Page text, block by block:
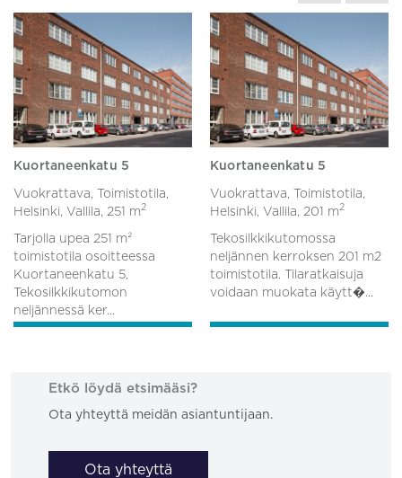
Kuortaneenkatu 5
Vuokrattava, Toimistotila,
Helsinki, Vallila, 251 m2
Tarjolla upea 251 m²
toimistotila osoitteessa
Kuortaneenkatu 5,
Tekosilkkikutomon
neljännessä ker...
Kuortaneenkatu 5
Vuokrattava, Toimistotila,
Helsinki, Vallila, 201 m2
Tekosilkkikutomossa
neljännen kerroksen 201 m2
toimistotila. Tilaratkaisuja
voidaan muokata käytt�...
Etkö löydä etsimääsi?
Ota yhteyttä meidän asiantuntijaan.
Ota yhteyttä